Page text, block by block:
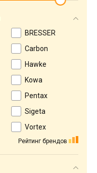
BRESSER
Carbon
Hawke
Kowa
Pentax
Sigeta
Vortex
Рейтинг брендов